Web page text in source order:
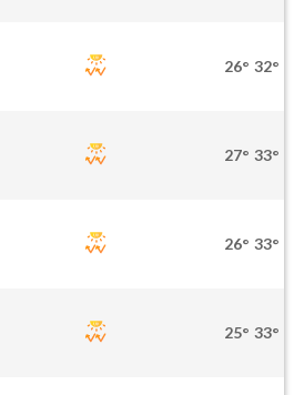
26° 32°
27° 33°
26° 33°
25° 33°